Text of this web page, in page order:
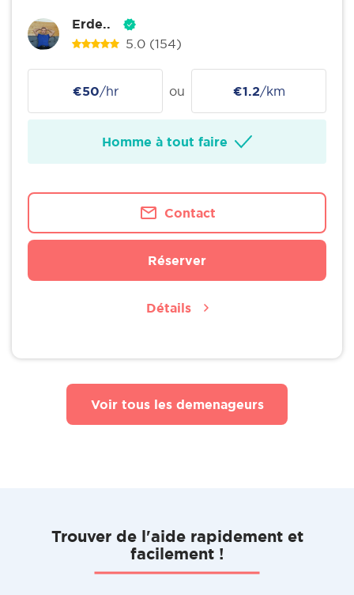
Erde..
5.0 (154)
€50/hr ou €1.2/km
Homme à tout faire
Contact
Réserver
Détails
Voir tous les demenageurs
Trouver de l'aide rapidement et
facilement !